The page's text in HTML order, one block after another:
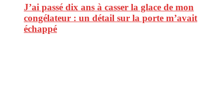
J’ai passé dix ans à casser la glace de mon
congélateur : un détail sur la porte m’avait
échappé